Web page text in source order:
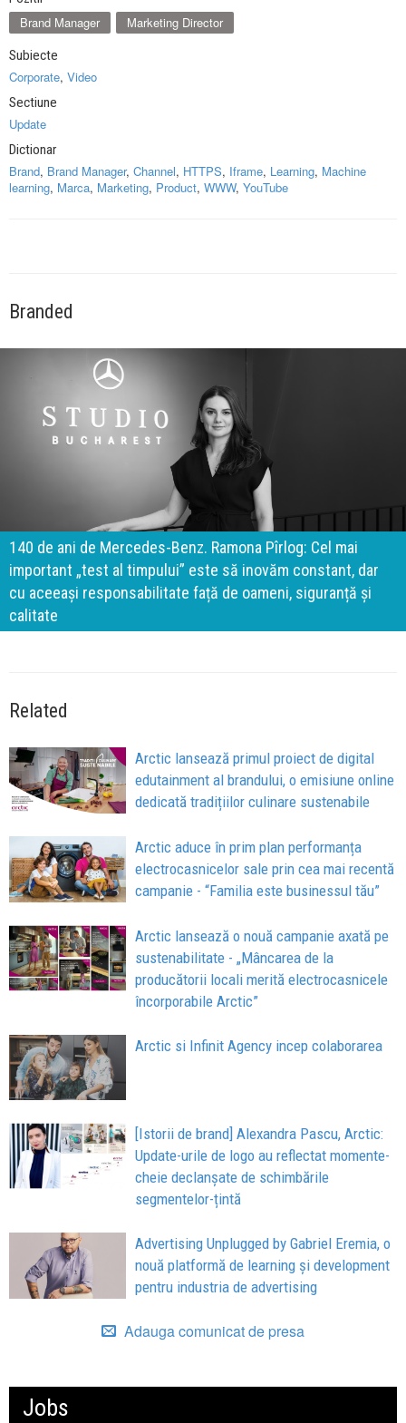
Brand Manager Marketing Director
Subiecte
Corporate, Video
Sectiune
Update
Dictionar
Brand, Brand Manager, Channel, HTTPS, Iframe, Learning, Machine
learning, Marca, Marketing, Product, WWW, YouTube
Branded
140 de ani de Mercedes-Benz. Ramona Pîrlog: Cel mai
important „test al timpului” este să inovăm constant, dar
cu aceeași responsabilitate față de oameni, siguranță și
calitate
Related
Arctic lansează primul proiect de digital
edutainment al brandului, o emisiune online
dedicată tradițiilor culinare sustenabile
Arctic aduce în prim plan performanța
electrocasnicelor sale prin cea mai recentă
campanie - “Familia este businessul tău”
Arctic lansează o nouă campanie axată pe
sustenabilitate - „Mâncarea de la
producătorii locali merită electrocasnicele
încorporabile Arctic”
Arctic si Infinit Agency incep colaborarea
[Istorii de brand] Alexandra Pascu, Arctic:
Update-urile de logo au reflectat momente-
cheie declanșate de schimbările
segmentelor-țintă
Advertising Unplugged by Gabriel Eremia, o
nouă platformă de learning și development
pentru industria de advertising
Adauga comunicat de presa
Jobs